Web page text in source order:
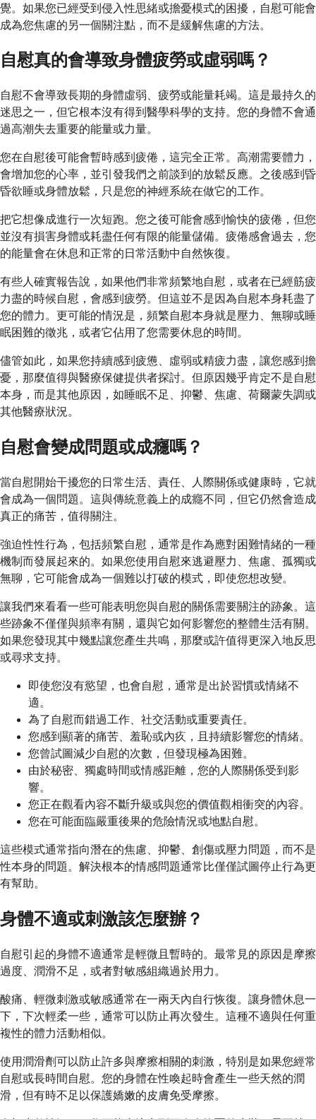
覺。如果您已經受到侵入性思緒或擔憂模式的困擾，自慰可能會
成為您焦慮的另一個關注點，而不是緩解焦慮的方法。
自慰真的會導致身體疲勞或虛弱嗎？
自慰不會導致長期的身體虛弱、疲勞或能量耗竭。這是最持久的
迷思之一，但它根本沒有得到醫學科學的支持。您的身體不會通
過高潮失去重要的能量或力量。
您在自慰後可能會暫時感到疲倦，這完全正常。高潮需要體力，
會增加您的心率，並引發我們之前談到的放鬆反應。之後感到昏
昏欲睡或身體放鬆，只是您的神經系統在做它的工作。
把它想像成進行一次短跑。您之後可能會感到愉快的疲倦，但您
並沒有損害身體或耗盡任何有限的能量儲備。疲倦感會過去，您
的能量會在休息和正常的日常活動中自然恢復。
有些人確實報告說，如果他們非常頻繁地自慰，或者在已經筋疲
力盡的時候自慰，會感到疲勞。但這並不是因為自慰本身耗盡了
您的體力。更可能的情況是，頻繁自慰本身就是壓力、無聊或睡
眠困難的徵兆，或者它佔用了您需要休息的時間。
儘管如此，如果您持續感到疲憊、虛弱或精疲力盡，讓您感到擔
憂，那麼值得與醫療保健提供者探討。但原因幾乎肯定不是自慰
本身，而是其他原因，如睡眠不足、抑鬱、焦慮、荷爾蒙失調或
其他醫療狀況。
自慰會變成問題或成癮嗎？
當自慰開始干擾您的日常生活、責任、人際關係或健康時，它就
會成為一個問題。這與傳統意義上的成癮不同，但它仍然會造成
真正的痛苦，值得關注。
強迫性性行為，包括頻繁自慰，通常是作為應對困難情緒的一種
機制而發展起來的。如果您使用自慰來逃避壓力、焦慮、孤獨或
無聊，它可能會成為一個難以打破的模式，即使您想改變。
讓我們來看看一些可能表明您與自慰的關係需要關注的跡象。這
些跡象不僅僅與頻率有關，還與它如何影響您的整體生活有關。
如果您發現其中幾點讓您產生共鳴，那麼或許值得更深入地反思
或尋求支持。
即使您沒有慾望，也會自慰，通常是出於習慣或情緒不
適。
為了自慰而錯過工作、社交活動或重要責任。
您感到顯著的痛苦、羞恥或內疚，且持續影響您的情緒。
您曾試圖減少自慰的次數，但發現極為困難。
由於秘密、獨處時間或情感距離，您的人際關係受到影
響。
您正在觀看內容不斷升級或與您的價值觀相衝突的內容。
您在可能面臨嚴重後果的危險情況或地點自慰。
這些模式通常指向潛在的焦慮、抑鬱、創傷或壓力問題，而不是
性本身的問題。解決根本的情感問題通常比僅僅試圖停止行為更
有幫助。
身體不適或刺激該怎麼辦？
自慰引起的身體不適通常是輕微且暫時的。最常見的原因是摩擦
過度、潤滑不足，或者對敏感組織過於用力。
酸痛、輕微刺激或敏感通常在一兩天內自行恢復。讓身體休息一
下，下次輕柔一些，通常可以防止再次發生。這種不適與任何重
複性的體力活動相似。
使用潤滑劑可以防止許多與摩擦相關的刺激，特別是如果您經常
自慰或長時間自慰。您的身體在性喚起時會產生一些天然的潤
滑，但有時不足以保護嬌嫩的皮膚免受摩擦。